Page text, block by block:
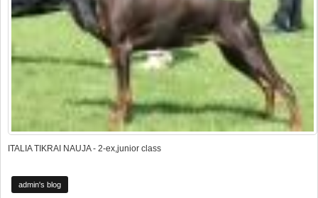
ITALIA TIKRAI NAUJA - 2-ex,junior class
admin's blog